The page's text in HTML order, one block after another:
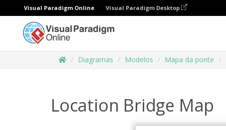
Visual Paradigm Online Visual Paradigm Desktop
Diagramas Modelos Mapa da ponte
Location Bridge Map